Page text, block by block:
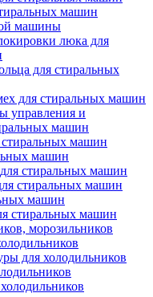
машин
машины
люка для
для стиральных
для стиральных машин
управления и
машин
стиральных машин
машин
стиральных машин
стиральных машин
машин
стиральных машин
морозильников
для холодильников